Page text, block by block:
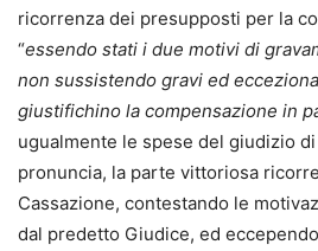
ricorrenza dei presupposti per la
“essendo stati i due motivi di
non sussistendo gravi ed
giustifichino la compensazione in
ugualmente le spese del giudizio
pronuncia, la parte vittoriosa
Cassazione, contestando le
dal predetto Giudice, ed